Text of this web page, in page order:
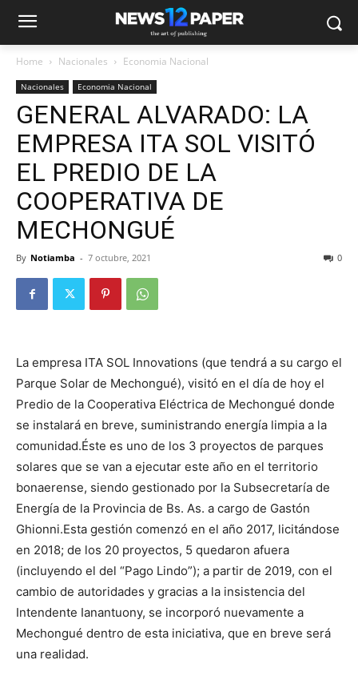
Home Nacionales Economia Nacional
Nacionales Economia Nacional
GENERAL ALVARADO: LA
EMPRESA ITA SOL VISITÓ
EL PREDIO DE LA
COOPERATIVA DE
MECHONGUÉ
By Notiamba - 7 octubre, 2021 0
La empresa ITA SOL Innovations (que tendrá a su cargo el
Parque Solar de Mechongué), visitó en el día de hoy el
Predio de la Cooperativa Eléctrica de Mechongué donde
se instalará en breve, suministrando energía limpia a la
comunidad.Éste es uno de los 3 proyectos de parques
solares que se van a ejecutar este año en el territorio
bonaerense, siendo gestionado por la Subsecretaría de
Energía de la Provincia de Bs. As. a cargo de Gastón
Ghionni.Esta gestión comenzó en el año 2017, licitándose
en 2018; de los 20 proyectos, 5 quedaron afuera
(incluyendo el del “Pago Lindo”); a partir de 2019, con el
cambio de autoridades y gracias a la insistencia del
Intendente Ianantuony, se incorporó nuevamente a
Mechongué dentro de esta iniciativa, que en breve será
una realidad.